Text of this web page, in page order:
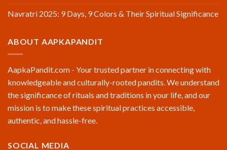
Navratri 2025: 9 Days, 9 Colors & Their Spiritual Significance
ABOUT AAPKAPANDIT
AapkaPandit.com - Your trusted partner in connecting with
knowledgeable and culturally-rooted pandits. We understand
the significance of rituals and traditions in your life, and our
mission is to make these spiritual practices accessible,
authentic, and hassle-free.
SOCIAL MEDIA